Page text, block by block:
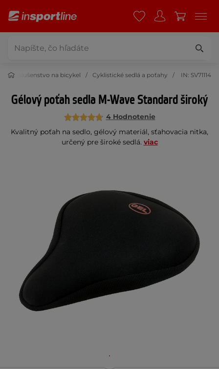
Príslušenstvo na bicykel Cyklistické sedlá a poťahy IN: SV71114
Gélový poťah sedla M-Wave Standard široký
4 Hodnotenie
Kvalitný poťah na sedlo, gélový materiál, sťahovacia nitka,
určený pre široké sedlá. viac